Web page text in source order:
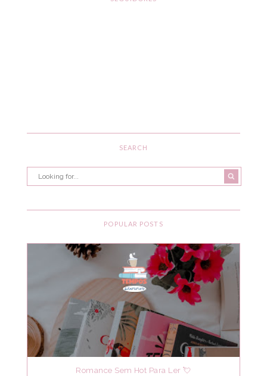
SEARCH
POPULAR POSTS
Romance Sem Hot Para Ler 💘